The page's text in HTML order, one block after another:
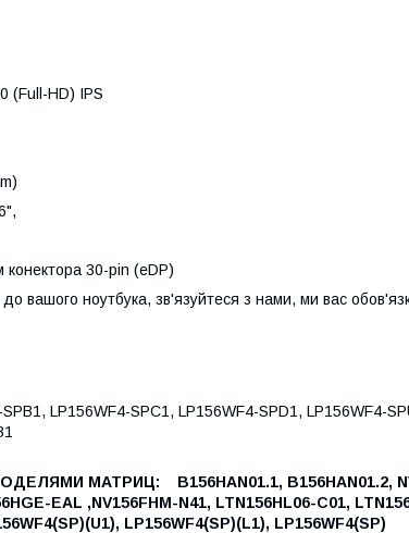
(Full-HD) IPS
конектора 30-pin (eDP)
вашого ноутбука, зв'язуйтеся з нами, ми вас
LP156WF4-SPC1, LP156WF4-SPD1, LP156WF4-
МАТРИЦ: B156HAN01.1, B156HAN01.2,
EAL ,NV156FHM-N41, LTN156HL06-C01,
LP156WF4(SP)(L1), LP156WF4(SP)